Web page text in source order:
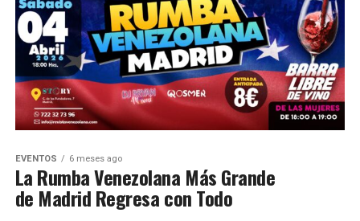
EVENTOS 6 meses ago
La Rumba Venezolana Más Grande
de Madrid Regresa con Todo